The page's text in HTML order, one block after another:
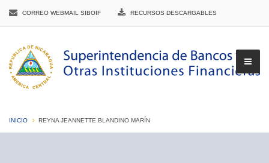
CORREO WEBMAIL SIBOIF RECURSOS DESCARGABLES
INICIO REYNA JEANNETTE BLANDINO MARÍN